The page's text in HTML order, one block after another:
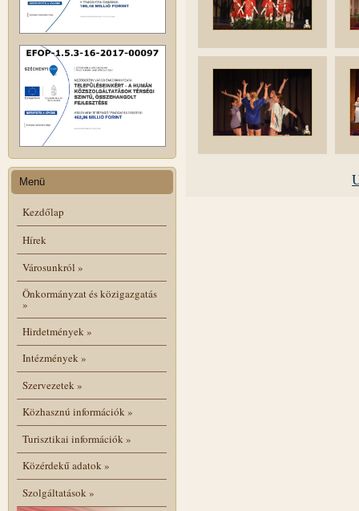
Menü
Kezdőlap
Hírek
Városunkról »
Önkormányzat és közigazgatás
»
Hirdetmények»
Intézmények»
Szervezetek»
Közhasznú információk»
Turisztikai információk»
Közérdekű adatok»
Szolgáltatások»